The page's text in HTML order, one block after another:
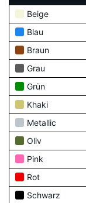
Beige
Blau
Braun
Grau
Grün
Khaki
Metallic
Oliv
Pink
Rot
Schwarz